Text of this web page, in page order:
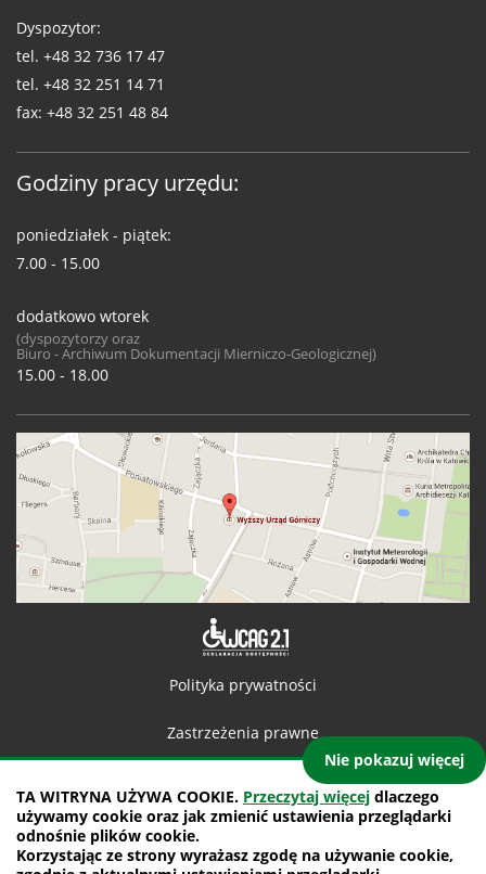
TA WITRYNA UŻYWA COOKIE. Przeczytaj więcej dlaczego
używamy cookie oraz jak zmienić ustawienia przeglądarki
odnośnie plików cookie.
Korzystając ze strony wyrażasz zgodę na używanie cookie,
Nie pokazuj więcej
Dyspozytor:
tel. +48 32 736 17 47
tel. +48 32 251 14 71
fax: +48 32 251 48 84
Godziny pracy urzędu:
poniedziałek - piątek:
7.00 - 15.00
dodatkowo wtorek
(dyspozytorzy oraz
Biuro - Archiwum Dokumentacji Mierniczo-Geologicznej)
15.00 - 18.00
Polityka prywatności
Zastrzeżenia prawne
Mapa witryny
projekt: IntraCOM.pl